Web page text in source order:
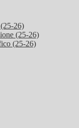
26)
(25-26)
(25-26)